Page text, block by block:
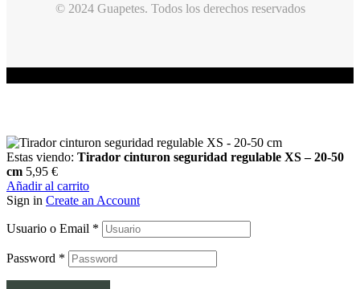
© 2024 Guapetes. Todos los derechos reservados
Estas viendo: Tirador cinturon seguridad regulable XS – 20-50
cm 5,95 €
Añadir al carrito
Sign in Create an Account
Usuario o Email *
Password *